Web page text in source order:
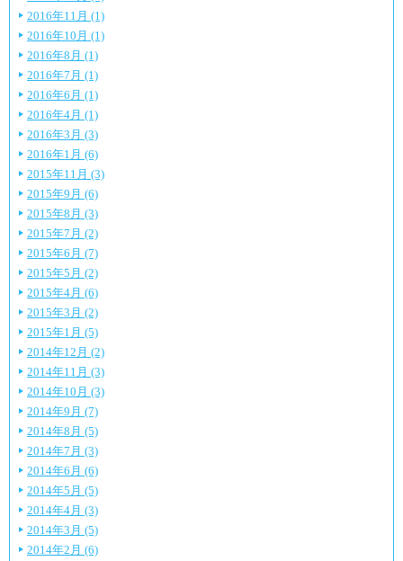
2016年11月 (1)
2016年10月 (1)
2016年8月 (1)
2016年7月 (1)
2016年6月 (1)
2016年4月 (1)
2016年3月 (3)
2016年1月 (6)
2015年11月 (3)
2015年9月 (6)
2015年8月 (3)
2015年7月 (2)
2015年6月 (7)
2015年5月 (2)
2015年4月 (6)
2015年3月 (2)
2015年1月 (5)
2014年12月 (2)
2014年11月 (3)
2014年10月 (3)
2014年9月 (7)
2014年8月 (5)
2014年7月 (3)
2014年6月 (6)
2014年5月 (5)
2014年4月 (3)
2014年3月 (5)
2014年2月 (6)